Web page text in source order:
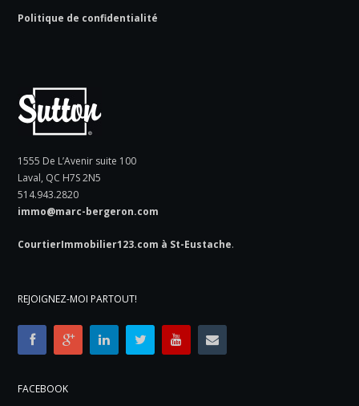
Politique de confidentialité
1555 De L’Avenir suite 100
Laval, QC H7S 2N5
514.943.2820
immo@marc-bergeron.com
CourtierImmobilier123.com à St-Eustache.
REJOIGNEZ-MOI PARTOUT!
FACEBOOK